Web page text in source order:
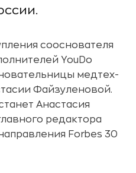
сооснователя
YouDo
медтех-
Файзуленовой.
Анастасия
редактора
Forbes 30